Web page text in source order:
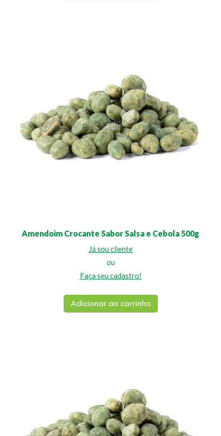
Amendoim Crocante Sabor Salsa e Cebola 500g
Já sou cliente
ou
Faça seu cadastro!
Adicionar ao carrinho